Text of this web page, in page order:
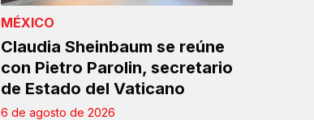
MÉXICO
Claudia Sheinbaum se reúne
con Pietro Parolin, secretario
de Estado del Vaticano
6 de agosto de 2026